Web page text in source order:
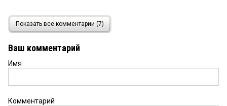
17 июля 2020 в 13:21:
Ещё Солдатикова сказала что в Омске ей
Seregas 17 июля 2020 в 10:11:
Показать все комментарии (7)
Ваш комментарий
Имя
Комментарий